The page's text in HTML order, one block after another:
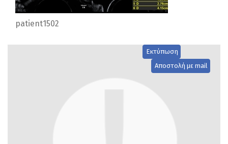
patient1502
Εκτύπωση
Αποστολή με mail